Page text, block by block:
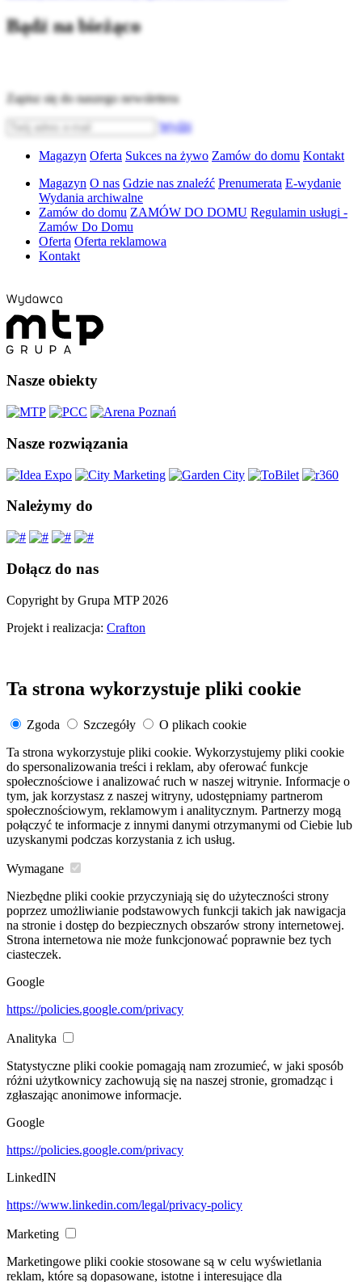
Bądź na bieżąco
Zapisz się do naszego newslettera
Wyślij
Magazyn Oferta Sukces na żywo Zamów do domu Kontakt
Magazyn O nas Gdzie nas znaleźć Prenumerata E-wydanie
Wydania archiwalne
Zamów do domu ZAMÓW DO DOMU Regulamin usługi -
Zamów Do Domu
Oferta Oferta reklamowa
Kontakt
Nasze obiekty
Nasze rozwiązania
Należymy do
Dołącz do nas
Copyright by Grupa MTP 2026
Projekt i realizacja: Crafton
Ta strona wykorzystuje pliki cookie
Zgoda Szczegóły
O plikach cookie
Ta strona wykorzystuje pliki cookie. Wykorzystujemy pliki cookie
do spersonalizowania treści i reklam, aby oferować funkcje
społecznościowe i analizować ruch w naszej witrynie. Informacje o
tym, jak korzystasz z naszej witryny, udostępniamy partnerom
społecznościowym, reklamowym i analitycznym. Partnerzy mogą
połączyć te informacje z innymi danymi otrzymanymi od Ciebie lub
uzyskanymi podczas korzystania z ich usług.
Wymagane
Niezbędne pliki cookie przyczyniają się do użyteczności strony
poprzez umożliwianie podstawowych funkcji takich jak nawigacja
na stronie i dostęp do bezpiecznych obszarów strony internetowej.
Strona internetowa nie może funkcjonować poprawnie bez tych
ciasteczek.
Google
https://policies.google.com/privacy
Analityka
Statystyczne pliki cookie pomagają nam zrozumieć, w jaki sposób
różni użytkownicy zachowują się na naszej stronie, gromadząc i
zgłaszając anonimowe informacje.
Google
https://policies.google.com/privacy
LinkedIN
https://www.linkedin.com/legal/privacy-policy
Marketing
Marketingowe pliki cookie stosowane są w celu wyświetlania
reklam, które są dopasowane, istotne i interesujące dla